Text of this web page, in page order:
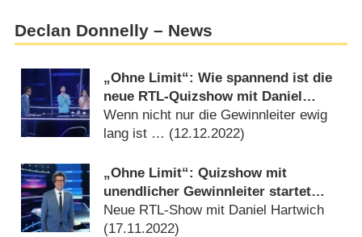
Declan Donnelly – News
„Ohne Limit“: Wie spannend ist die
neue RTL-Quizshow mit Daniel
Hartwich? – Review
Wenn nicht nur die Gewinnleiter ewig
lang ist … (12.12.2022)
„Ohne Limit“: Quizshow mit
unendlicher Gewinnleiter startet
noch in diesem Jahr
Neue RTL-Show mit Daniel Hartwich
(17.11.2022)